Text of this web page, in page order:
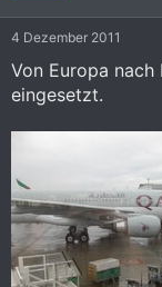
4 Dezember 2011
Von Europa
eingesetzt.